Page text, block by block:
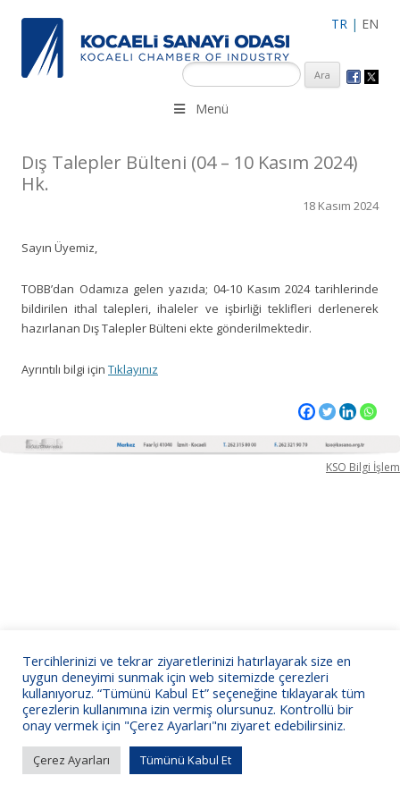
TR | EN
KSO 3500’ü aşkın sanayi kuruluşuna uzman çalışanları ile İzmit
Merkez, Çayırova, Dilovası, Gebze ve İMES OSB’deki ofisleri ile
Menü
Dış Talepler Bülteni (04 – 10 Kasım 2024)
Hk.
18 Kasım 2024
Sayın Üyemiz,
TOBB’dan Odamıza gelen yazıda; 04-10 Kasım 2024 tarihlerinde
bildirilen ithal talepleri, ihaleler ve işbirliği teklifleri derlenerek
hazırlanan Dış Talepler Bülteni ekte gönderilmektedir.
Ayrıntılı bilgi için Tıklayınız
KSO Bilgi İşlem
Tercihlerinizi ve tekrar ziyaretlerinizi hatırlayarak size en
uygun deneyimi sunmak için web sitemizde çerezleri
kullanıyoruz. “Tümünü Kabul Et” seçeneğine tıklayarak tüm
çerezlerin kullanımına izin vermiş olursunuz. Kontrollü bir
onay vermek için "Çerez Ayarları"nı ziyaret edebilirsiniz.
Çerez Ayarları Tümünü Kabul Et